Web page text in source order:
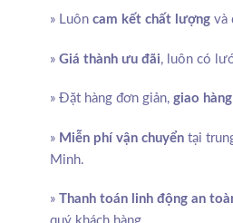
» Luôn cam kết chất lượng và
» Giá thành ưu đãi, luôn có
» Đặt hàng đơn giản, giao
» Miễn phí vận chuyển tại
Minh.
» Thanh toán linh động an